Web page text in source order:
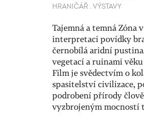
HRANIČÁŘ . VÝSTAVY
Tajemná a temná Zóna
interpretaci povídky
černobílá aridní
vegetací a ruinami
Film je svědectvím o
spasitelství civilizace,
podrobení přírody
vyzbrojeným mocností